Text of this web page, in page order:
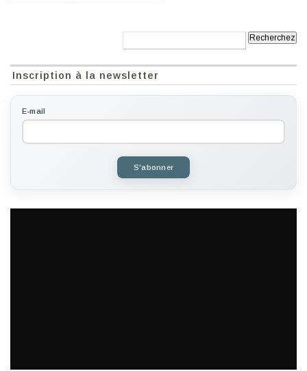
Inscription à la newsletter
E-mail
S'abonner